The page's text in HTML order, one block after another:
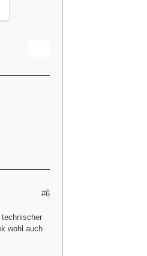
#6
wohl auch